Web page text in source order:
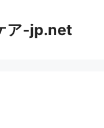
ア-jp.net